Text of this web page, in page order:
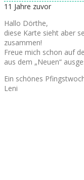
11 Jahre zuvor
Hallo Dörthe,
diese Karte sieht aber
zusammen!
Freue mich schon auf
aus dem „Neuen“
Ein schönes
Leni